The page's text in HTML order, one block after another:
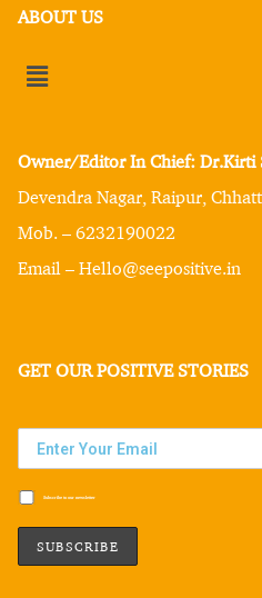
ABOUT US
Owner/Editor In Chief: Dr.Kirti
Devendra Nagar, Raipur,
Mob. – 6232190022
Email – Hello@seepositive.in
GET OUR POSITIVE STORIES
Subscribe to our newsletter